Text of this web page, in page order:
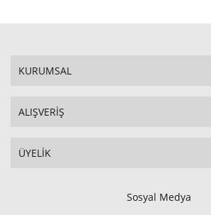
KURUMSAL
ALIŞVERİŞ
ÜYELİK
Sosyal Medya